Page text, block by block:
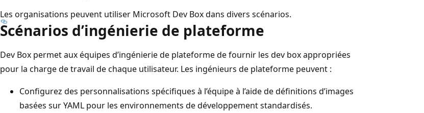
Les organisations peuvent utiliser Microsoft Dev Box dans divers scénarios.
Scénarios d’ingénierie de plateforme
Dev Box permet aux équipes d’ingénierie de plateforme de fournir les dev box appropriées
pour la charge de travail de chaque utilisateur. Les ingénieurs de plateforme peuvent :
Configurez des personnalisations spécifiques à l’équipe à l’aide de définitions d’images
basées sur YAML pour les environnements de développement standardisés.